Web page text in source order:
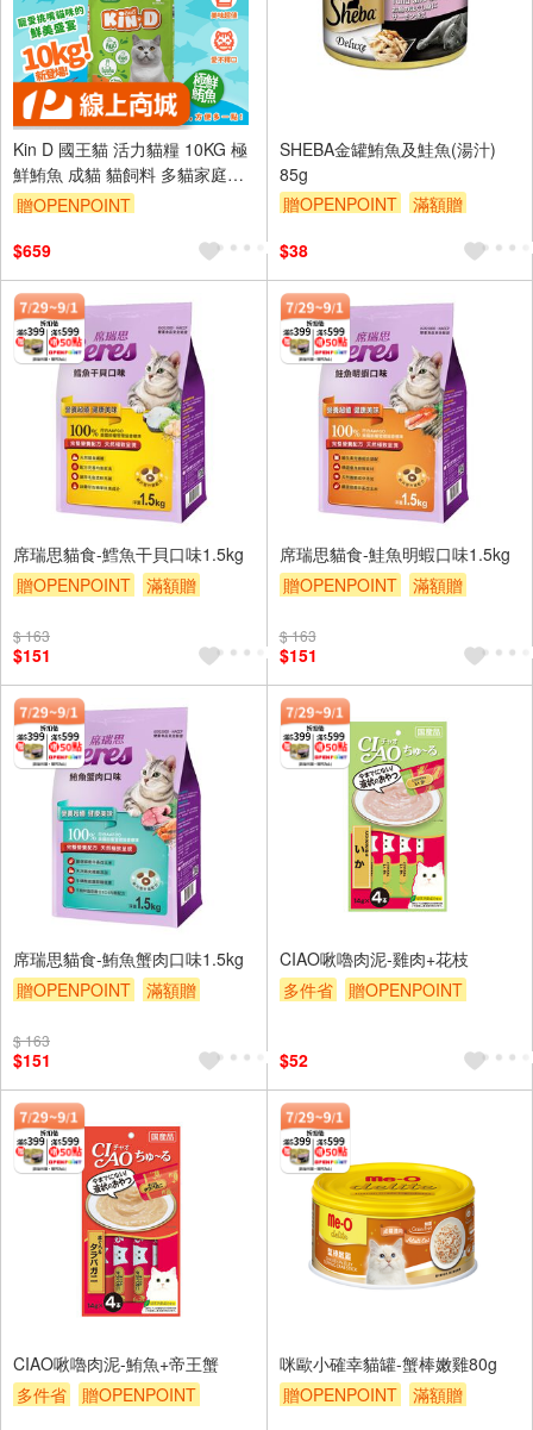
Kin D 國王貓 活力貓糧 10KG 極
鮮鮪魚 成貓 貓飼料 多貓家庭首
選 國王貓飼料
贈OPENPOINT
$659
SHEBA金罐鮪魚及鮭魚(湯汁)
85g
贈OPENPOINT
滿額贈
$38
席瑞思貓食-鱈魚干貝口味1.5kg
贈OPENPOINT
滿額贈
$ 163
$151
席瑞思貓食-鮭魚明蝦口味1.5kg
贈OPENPOINT
滿額贈
$ 163
$151
席瑞思貓食-鮪魚蟹肉口味1.5kg
贈OPENPOINT
滿額贈
$ 163
$151
CIAO啾嚕肉泥-雞肉+花枝
多件省
贈OPENPOINT
$52
CIAO啾嚕肉泥-鮪魚+帝王蟹
多件省
贈OPENPOINT
咪歐小確幸貓罐-蟹棒嫩雞80g
贈OPENPOINT
滿額贈